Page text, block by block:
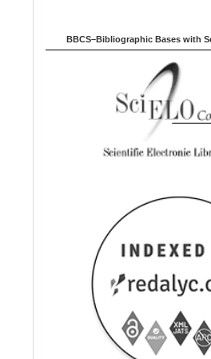
BBCS–Bibliographic Bases with